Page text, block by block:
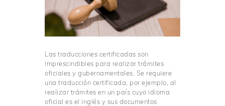
Las traducciones certificadas son
imprescindibles para realizar trámites
oficiales y gubernamentales. Se requiere
una traducción certificada, por ejemplo, al
realizar trámites en un país cuyo idioma
oficial es el inglés y sus documentos